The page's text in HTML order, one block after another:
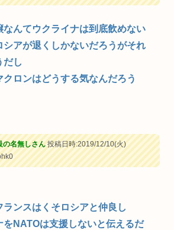
なんてウクライナは到底飲めない
シアが退くしかないだろうがそれ
だし
クロンはどうする気なんだろう
の名無しさん投稿日時:2019/12/10(火)
ランスはくそロシアと仲良し
をNATOは支援しないと伝えるだ